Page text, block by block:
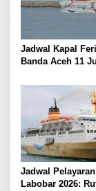
Jadwal Kapal
Banda Aceh 11
Penumpang dan
Jadwal
Labobar 2026: